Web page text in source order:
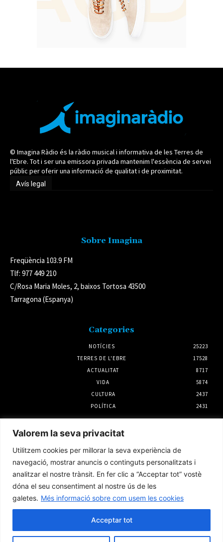
Valorem la seva privacitat
Utilitzem cookies per millorar la seva experiència de
navegació, mostrar anuncis o continguts personalitzats i
analitzar el nostre trànsit. En fer clic a “Acceptar tot” vostè
dóna el seu consentiment al nostre ús de les
galetes. Més informació sobre com usem les cookies
Acceptar tot
© Imagina Ràdio és la ràdio musical i informativa de les Terres de
l'Ebre. Tot i ser una emissora privada mantenim l'essència de servei
públic per oferir una informació de qualitat i de proximitat.
Avís legal
Sobre Imagina
Freqüència 103.9 FM
Tlf: 977 449 210
C/Rosa Maria Moles, 2, baixos Tortosa 43500
Tarragona (Espanya)
Categories
NOTÍCIES
25223
TERRES DE L'EBRE
17528
ACTUALITAT
8717
VIDA
5874
CULTURA
2437
POLÍTICA
2431
L’Ampolla programa una agenda estiuenca
per a tots els públics del 5 al 9 d’agost
5 agost 2026
Ecologistes en Acció critica que el CSN
obvia qüestions com la seguretat en l’aval de
5 agost 2026